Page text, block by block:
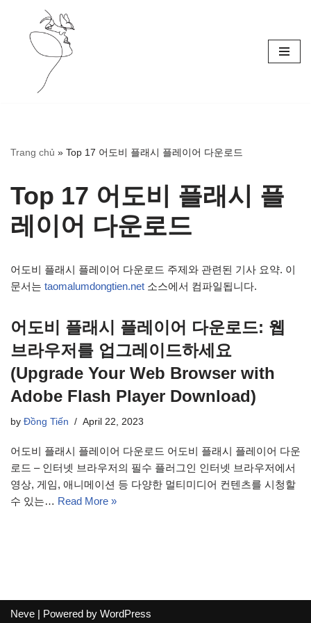
Skip
Trang chủ » Top 17 어도비 플래시 플레이어 다운로드
Top 17 어도비 플래시 플
레이어 다운로드
어도비 플래시 플레이어 다운로드 주제와 관련된 기사 요약. 이
문서는 taomalumdongtien.net 소스에서 컴파일됩니다.
어도비 플래시 플레이어 다운로드: 웹
브라우저를 업그레이드하세요
(Upgrade Your Web Browser with
Adobe Flash Player Download)
by Đồng Tiến April 22, 2023
어도비 플래시 플레이어 다운로드 어도비 플래시 플레이어 다운
로드 – 인터넷 브라우저의 필수 플러그인 인터넷 브라우저에서
영상, 게임, 애니메이션 등 다양한 멀티미디어 컨텐츠를 시청할
수 있는… Read More »
Neve | Powered by WordPress